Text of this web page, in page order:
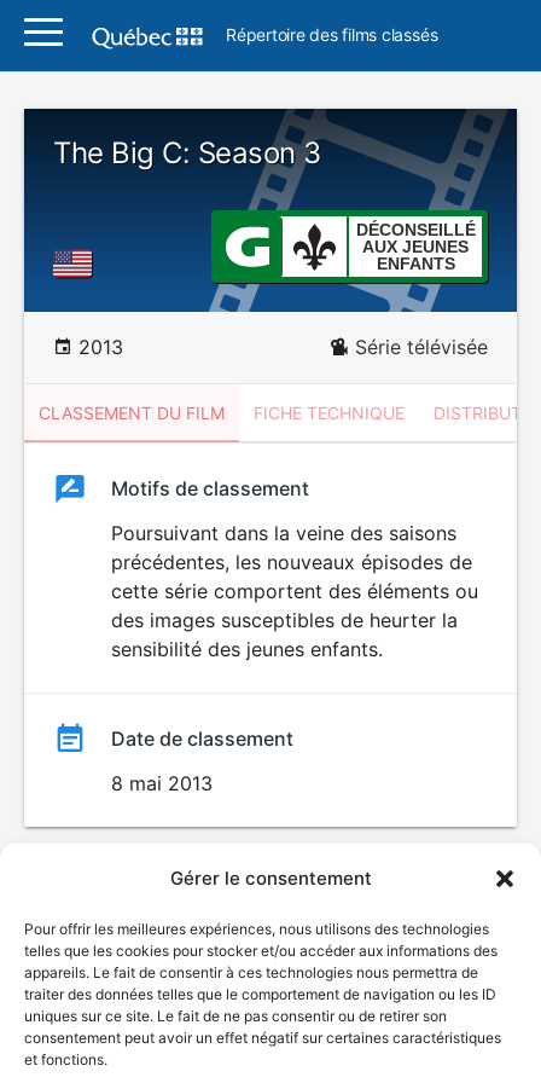
Gérer le consentement
Pour offrir les meilleures expériences, nous utilisons des technologies
telles que les cookies pour stocker et/ou accéder aux informations des
appareils. Le fait de consentir à ces technologies nous permettra de
traiter des données telles que le comportement de navigation ou les ID
uniques sur ce site. Le fait de ne pas consentir ou de retirer son
consentement peut avoir un effet négatif sur certaines caractéristiques
et fonctions.
Répertoire des films classés
The Big C: Season 3
DÉCONSEILLÉ
AUX JEUNES
ENFANTS
2013 Série télévisée
CLASSEMENT DU FILM FICHE TECHNIQUE
ClassementClassement
DÉCONSEILLÉ
AUX JEUNES
ENFANTS
Motifs de classement
Poursuivant dans la veine des saisons
précédentes, les nouveaux épisodes de
cette série comportent des éléments ou
des images susceptibles de heurter la
sensibilité des jeunes enfants.
Date de classement
8 mai 2013